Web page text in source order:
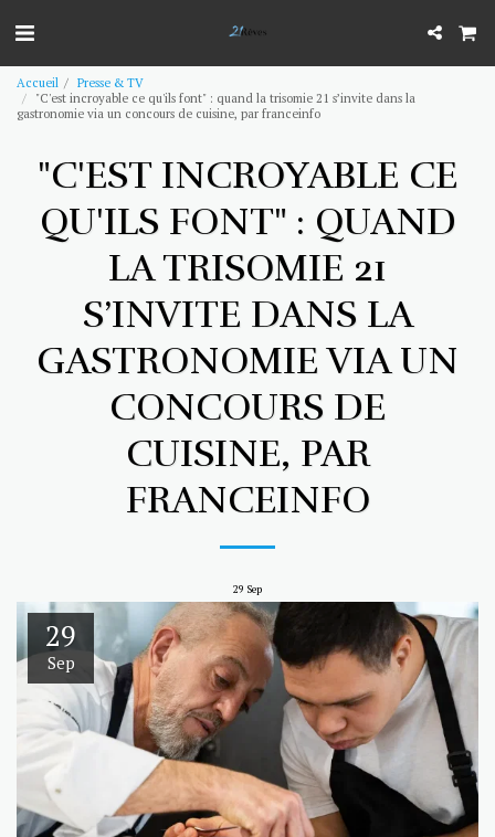
Accueil
Presse & TV
"C'est incroyable ce qu'ils font" : quand la trisomie 21 s’invite dans la
gastronomie via un concours de cuisine, par franceinfo
"C'EST INCROYABLE CE
QU'ILS FONT" : QUAND
LA TRISOMIE 21
S’INVITE DANS LA
GASTRONOMIE VIA UN
CONCOURS DE
CUISINE, PAR
FRANCEINFO
29 Sep
29
Sep